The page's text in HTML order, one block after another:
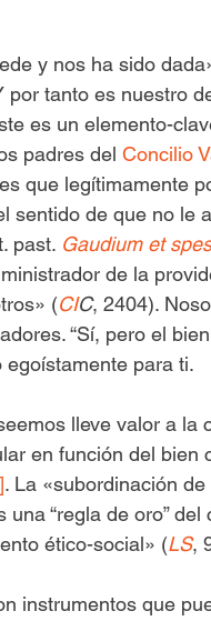
y nos ha sido
por tanto es nuestro
es un elemento-
padres del Concilio
que legítimamente
sentido de que no le
past. Gaudium et spes
de la
(CIC, 2404).
“Sí, pero el
para ti.
lleve valor a la
en función del
. La «subordinación
una “regla de oro”
ético-social» (LS,
instrumentos que